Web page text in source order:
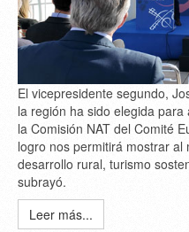
El vicepresidente segundo,
la región ha sido elegida
la Comisión NAT del Comité
logro nos permitirá mostrar
desarrollo rural, turismo
subrayó.
Leer más...